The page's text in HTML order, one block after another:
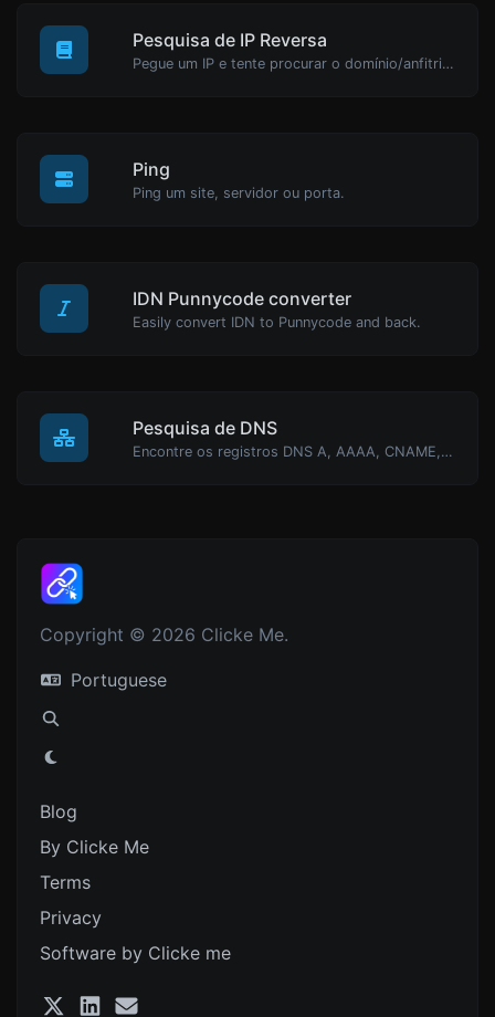
Pesquisa de IP Reversa
Pegue um IP e tente procurar o domínio/anfitrião associado a ele.
Ping
Ping um site, servidor ou porta.
IDN Punnycode converter
Easily convert IDN to Punnycode and back.
Pesquisa de DNS
Encontre os registros DNS A, AAAA, CNAME, MX, NS, TXT, SOA de um host.
Copyright © 2026 Clicke Me.
Portuguese
Blog
By Clicke Me
Terms
Privacy
Software by Clicke me